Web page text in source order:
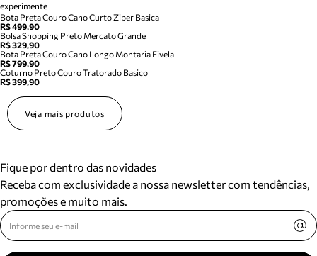
experimente
Bota Preta Couro Cano Curto Ziper Basica
R$ 499,90
Bolsa Shopping Preto Mercato Grande
R$ 329,90
Bota Preta Couro Cano Longo Montaria Fivela
R$ 799,90
Coturno Preto Couro Tratorado Basico
R$ 399,90
Veja mais produtos
Fique por dentro das novidades
Receba com exclusividade a nossa newsletter com tendências,
promoções e muito mais.